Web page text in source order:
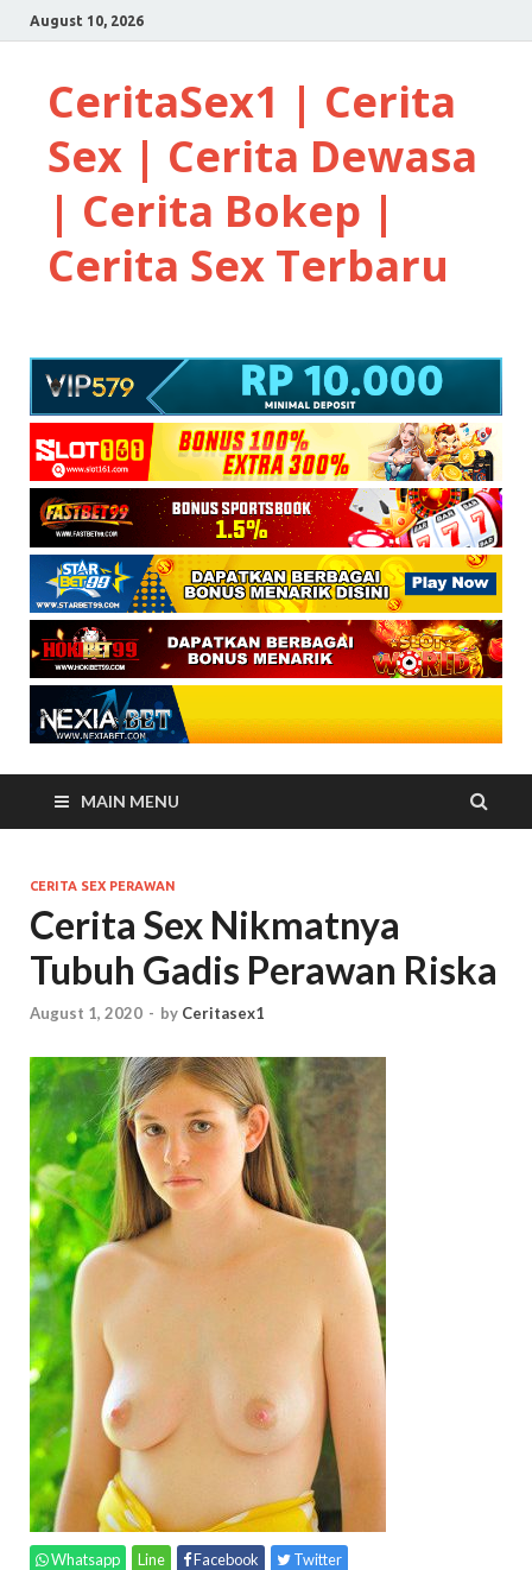
August 10, 2026
CeritaSex1 | Cerita
Sex | Cerita Dewasa
| Cerita Bokep |
Cerita Sex Terbaru
MAIN MENU
CERITA SEX PERAWAN
Cerita Sex Nikmatnya
Tubuh Gadis Perawan Riska
August 1, 2020 - by Ceritasex1
Whatsapp Line Facebook Twitter